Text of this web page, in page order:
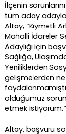
İlçenin
tüm aday
Altay, “Kıymetli
Mahalli İdareler
Adaylığı için
Sağlığa,
Yeniliklerden
gelişmelerden ne
olduğumuz
etmek
Altay, başvuru